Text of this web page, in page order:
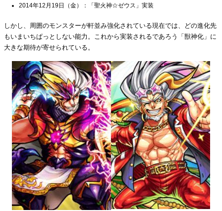
2014年12月19日（金）：「聖火神☆ゼウス」実装
しかし、周囲のモンスターが軒並み強化されている現在では、どの進化先
もいまいちぱっとしない能力。これから実装されるであろう「獣神化」に
大きな期待が寄せられている。